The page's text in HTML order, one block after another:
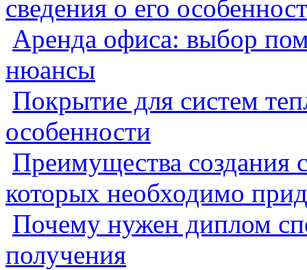
сведения о его
Аренда офиса: выбор
нюансы
Покрытие для систем
особенности
Преимущества создания
которых необходимо
Почему нужен диплом
получения